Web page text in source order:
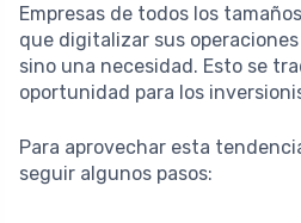
Empresas de todos los
que digitalizar sus
sino una necesidad. Esto se
oportunidad para los
Para aprovechar esta
seguir algunos pasos: